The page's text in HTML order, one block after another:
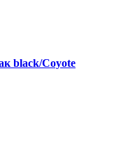
black/Coyote